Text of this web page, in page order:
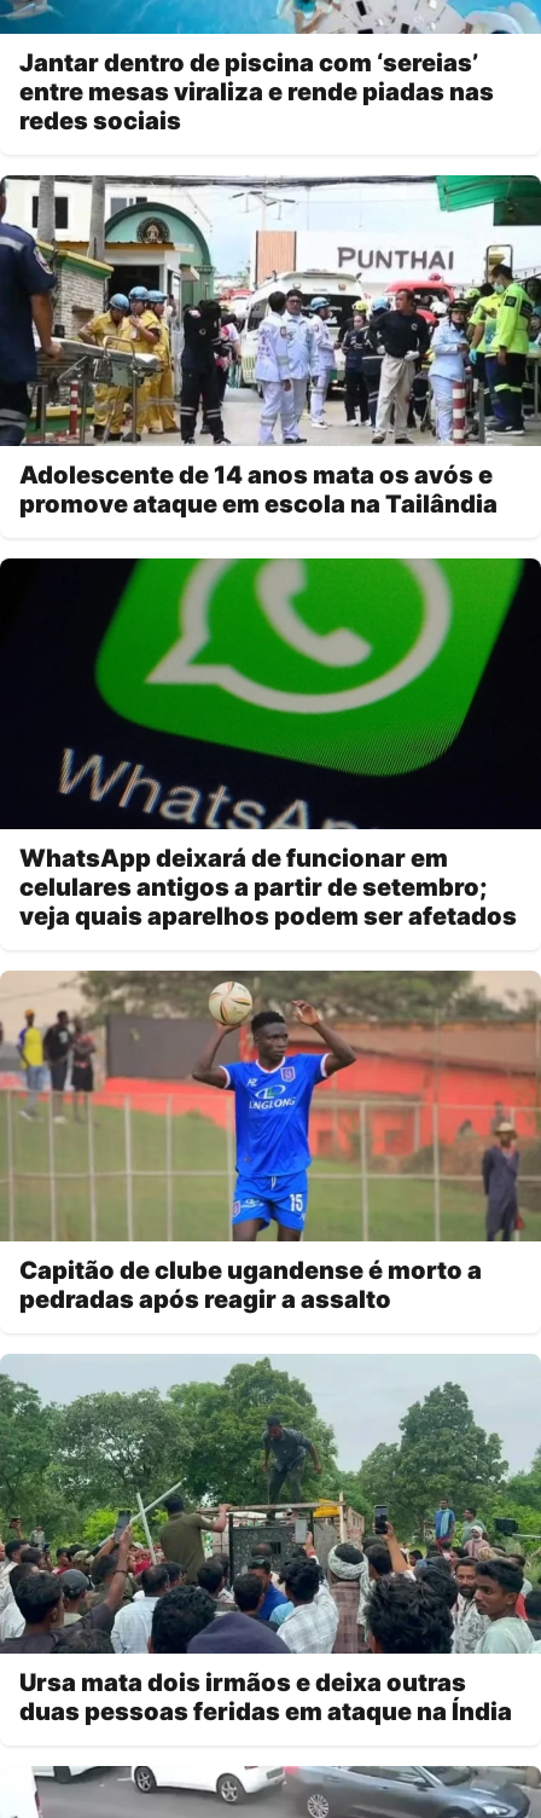
Jantar dentro de piscina com ‘sereias’
entre mesas viraliza e rende piadas nas
redes sociais
Adolescente de 14 anos mata os avós e
promove ataque em escola na Tailândia
WhatsApp deixará de funcionar em
celulares antigos a partir de setembro;
veja quais aparelhos podem ser afetados
Capitão de clube ugandense é morto a
pedradas após reagir a assalto
Ursa mata dois irmãos e deixa outras
duas pessoas feridas em ataque na Índia